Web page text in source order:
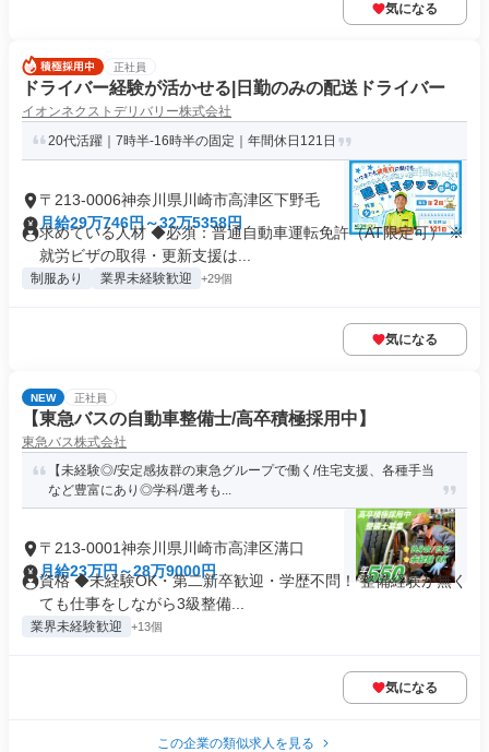
気になる
正社員
ドライバー経験が活かせる|日勤のみの配送ドライバー
イオンネクストデリバリー株式会社
20代活躍｜7時半-16時半の固定｜年間休日121日
〒213-0006神奈川県川崎市高津区下野毛
月給29万746円～32万5358円
求めている人材 ◆必須：普通自動車運転免許（AT限定可） ※
就労ビザの取得・更新支援は...
制服あり 業界未経験歓迎 +29個
気になる
NEW 正社員
【東急バスの自動車整備士/高卒積極採用中】
東急バス株式会社
【未経験◎/安定感抜群の東急グループで働く/住宅支援、各種手当
など豊富にあり◎学科/選考も...
〒213-0001神奈川県川崎市高津区溝口
月給23万円～28万9000円
資格 ◆未経験OK・第二新卒歓迎・学歴不問！ 整備経験が無く
ても仕事をしながら3級整備...
業界未経験歓迎 +13個
気になる
この企業の類似求人を見る